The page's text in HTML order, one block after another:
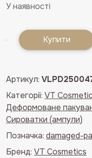
У наявності
Сироватка
і
колагеном
VT
Retinol
Pink
Micro
Купити
Артикул:
Категорії: VT
Деформоване
Сироватки (ампули)
Позначка: damaged-
Бренд: VT Cosmetics